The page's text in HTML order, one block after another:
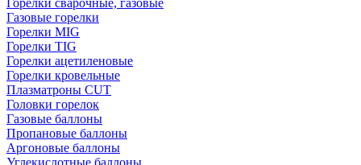
Горелки сварочные, газовые
Газовые горелки
Горелки MIG
Горелки TIG
Горелки ацетиленовые
Горелки кровельные
Плазматроны CUT
Головки горелок
Газовые баллоны
Пропановые баллоны
Аргоновые баллоны
Углекислотные баллоны